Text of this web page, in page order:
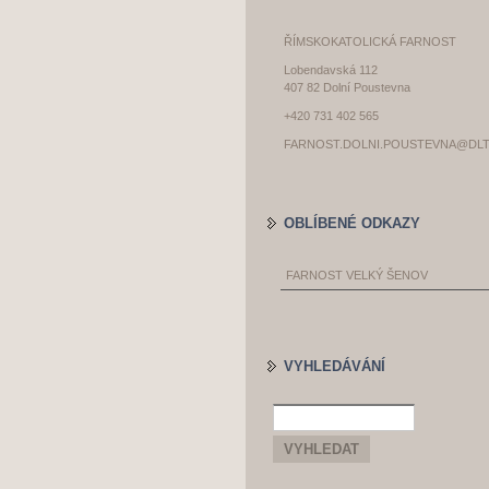
ŘÍMSKOKATOLICKÁ FARNOST
Lobendavská 112
407 82 Dolní Poustevna
+420 731 402 565
OBLÍBENÉ ODKAZY
FARNOST VELKÝ ŠENOV
VYHLEDÁVÁNÍ